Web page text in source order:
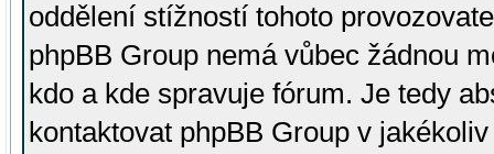
oddělení stížností tohoto
phpBB Group nemá vůbec žádnou
kdo a kde spravuje fórum. Je tedy
kontaktovat phpBB Group v